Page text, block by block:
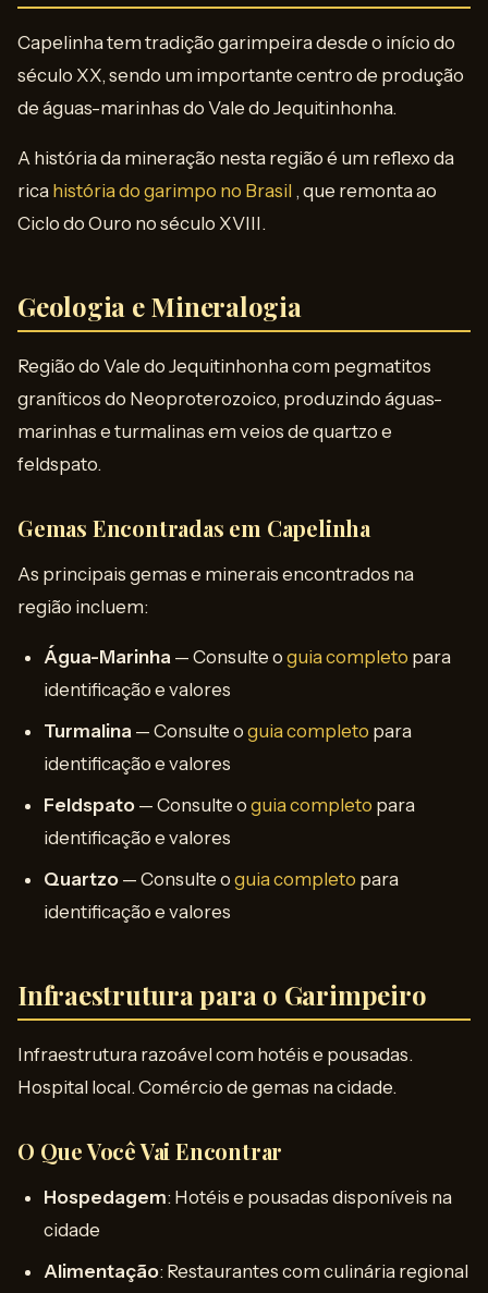
Capelinha tem tradição garimpeira desde o início do
século XX, sendo um importante centro de produção
de águas-marinhas do Vale do Jequitinhonha.
A história da mineração nesta região é um reflexo da
rica história do garimpo no Brasil , que remonta ao
Ciclo do Ouro no século XVIII.
Geologia e Mineralogia
Região do Vale do Jequitinhonha com pegmatitos
graníticos do Neoproterozoico, produzindo águas-
marinhas e turmalinas em veios de quartzo e
feldspato.
Gemas Encontradas em Capelinha
As principais gemas e minerais encontrados na
região incluem:
Água-Marinha — Consulte o guia completo para
identificação e valores
Turmalina — Consulte o guia completo para
identificação e valores
Feldspato — Consulte o guia completo para
identificação e valores
Quartzo — Consulte o guia completo para
identificação e valores
Infraestrutura para o Garimpeiro
Infraestrutura razoável com hotéis e pousadas.
Hospital local. Comércio de gemas na cidade.
O Que Você Vai Encontrar
Hospedagem: Hotéis e pousadas disponíveis na
cidade
Alimentação: Restaurantes com culinária regional